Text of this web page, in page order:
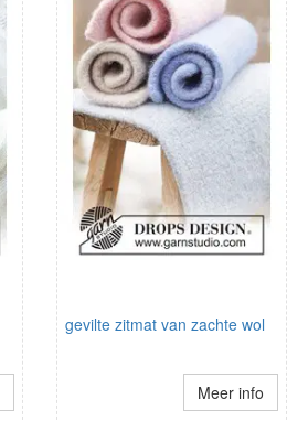
gevilte zitmat van zachte wol
Meer info